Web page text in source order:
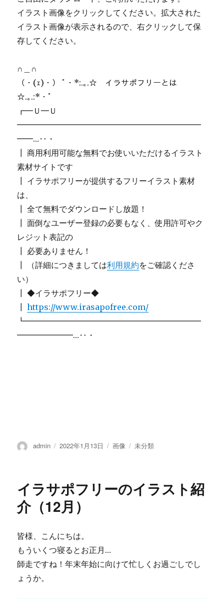
イラスト画像をクリックしてください。拡大された
イラスト画像が表示されるので、右クリックして保
存してください。
∩＿∩
（・(ｪ)・） ﾟ・*:.｡.☆ イラサポフリーとは
☆.｡.:*・ﾟ
┏━Ｕ━Ｕ
━━━━━━━━━━━━━━━━━━━━━━━
━━…‥・
┃ 商用利用可能な無料でお使いいただけるイラスト
素材サイトです
┃ イラサポフリーが提供するフリーイラスト素材
は、
┃ 全て無料でダウンロードし放題！
┃ 面倒なユーザー登録の必要もなく、使用許可やク
レジット表記の
┃ 必要ありません！
┃ （詳細につきましては利用規約をご確認くださ
い）
┃ ◆イラサポフリー◆
┃https://www.irasapofree.com/
┗━━━━━━━━━━━━━━━━━━━━━━
━━━━━━━…‥・
投
admin
投
2022年1月13日
フ
ッ
画像
カ
ー
未分類
イラサポフリーのイラスト紹
介（12月）
皆様、こんにちは。
もういくつ寝るとお正月…
師走ですね！年末年始に向けて忙しくお過ごしでし
ょうか。